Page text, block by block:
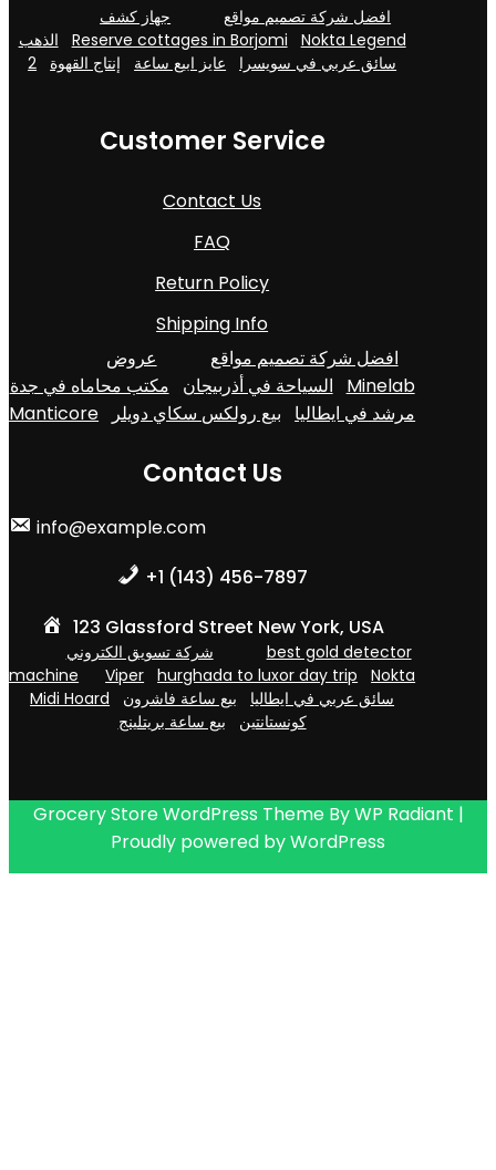
افضل شركة تصميم مواقع
جهاز كشف
الذهب
Reserve cottages in Borjomi
Nokta Legend
2
سائق عربي في سويسرا عايز ابيع ساعة إنتاج القهوة
Customer Service
Contact Us
FAQ
Return Policy
Shipping Info
افضل شركة تصميم مواقع
عروض
السياحة في أذربيجان
مكتب محاماه في جدة
Minelab
Manticore
مرشد في ايطاليا بيع رولكس سكاي دويلر
Contact Us
info@example.com
+1 (143) 456-7897
123 Glassford Street New York, USA
شركة تسويق الكتروني
best gold detector
machine
Viper hurghada to luxor day trip
Nokta
Midi Hoard
سائق عربي في ايطاليا
بيع ساعة فاشرون
كونستانتين
بيع ساعة بريتلينج
Grocery Store WordPress Theme ByWP Radiant |
Proudly powered byWordPress